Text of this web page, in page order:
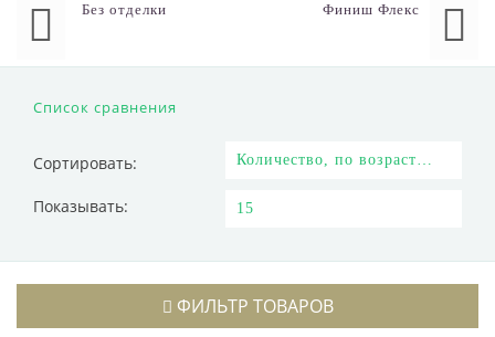
Без отделки Финиш Флекс
Список сравнения
Сортировать:
Показывать:
ФИЛЬТР ТОВАРОВ